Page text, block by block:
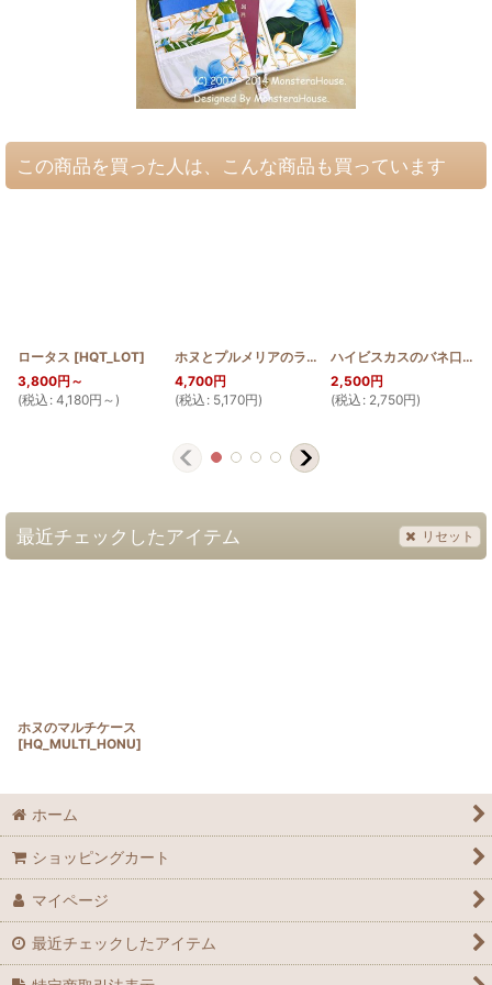
この商品を買った人は、こんな商品も買っています
ロータス [HQT_LOT]
3,800円 ～
(税込 : 4,180円 ～)
ホヌとプルメリアのラウンドバッグミニ [
4,700円
(税込 : 5,170円)
ハイビスカスのバネ口ポーチ 外ポケット付 12cm
2,500円
(税込 : 2,750円)
最近チェックしたアイテム リセット
ホヌのマルチケース
[HQ_MULTI_HONU]
ホーム
ショッピングカート
マイページ
最近チェックしたアイテム